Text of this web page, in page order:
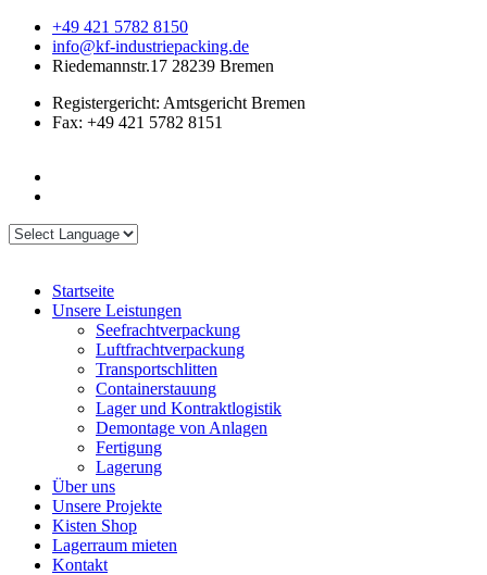
+49 421 5782 8150
info@kf-industriepacking.de
Riedemannstr.17 28239 Bremen
Registergericht: Amtsgericht Bremen
Fax: +49 421 5782 8151
Startseite
Unsere Leistungen
Seefrachtverpackung
Luftfrachtverpackung
Transportschlitten
Containerstauung
Lager und Kontraktlogistik
Demontage von Anlagen
Fertigung
Lagerung
Über uns
Unsere Projekte
Kisten Shop
Lagerraum mieten
Kontakt